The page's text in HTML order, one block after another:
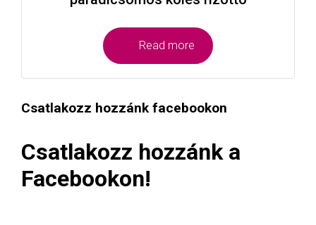
Read more
Csatlakozz hozzánk facebookon
Csatlakozz hozzánk a
Facebookon!